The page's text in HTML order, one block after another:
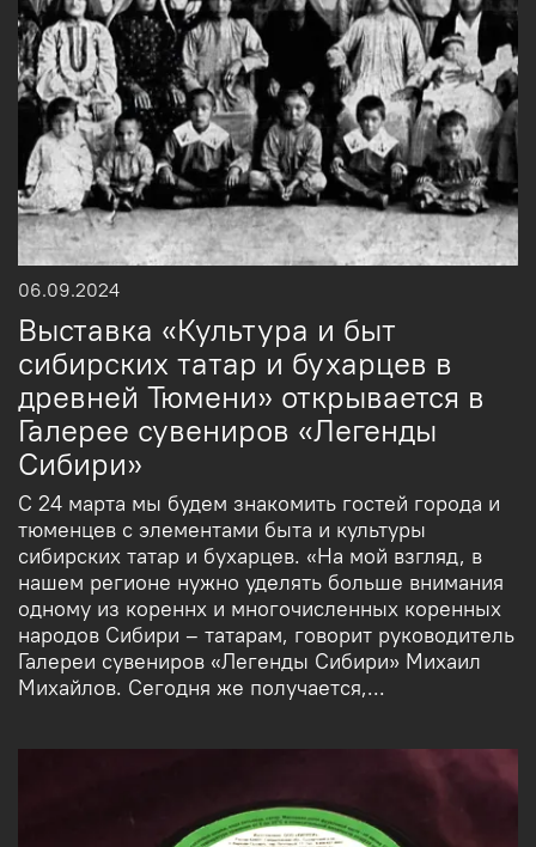
06.09.2024
Выставка «Культура и быт
сибирских татар и бухарцев в
древней Тюмени» открывается в
Галерее сувениров «Легенды
Сибири»
С 24 марта мы будем знакомить гостей города и
тюменцев с элементами быта и культуры
сибирских татар и бухарцев. «На мой взгляд, в
нашем регионе нужно уделять больше внимания
одному из кореннх и многочисленных коренных
народов Сибири – татарам, говорит руководитель
Галереи сувениров «Легенды Сибири» Михаил
Михайлов. Сегодня же получается,...